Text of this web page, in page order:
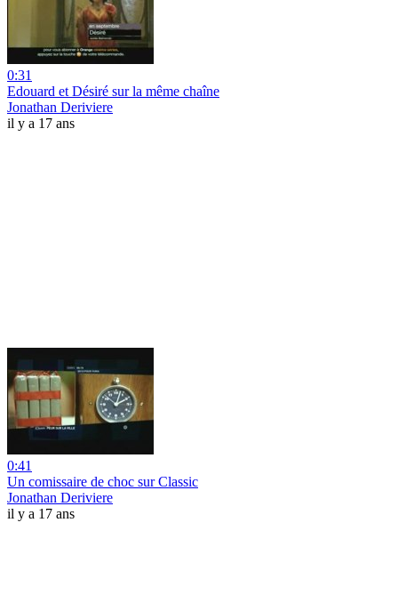
0:31
Edouard et Désiré sur la même chaîne
Jonathan Deriviere
il y a 17 ans
0:41
Un comissaire de choc sur Classic
Jonathan Deriviere
il y a 17 ans